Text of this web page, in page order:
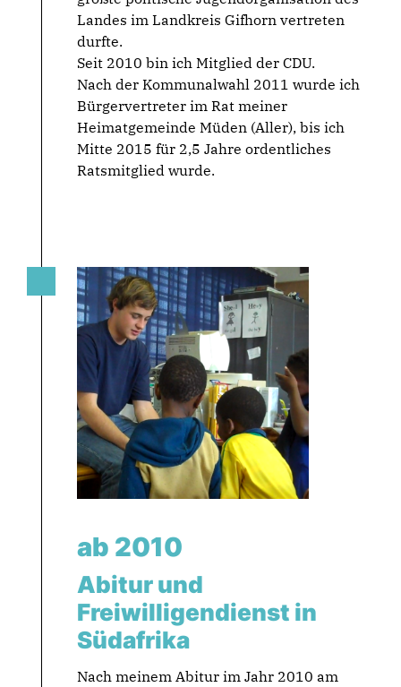
Landes im Landkreis Gifhorn vertreten
durfte.
Seit 2010 bin ich Mitglied der CDU.
Nach der Kommunalwahl 2011 wurde ich
Bürgervertreter im Rat meiner
Heimatgemeinde Müden (Aller), bis ich
Mitte 2015 für 2,5 Jahre ordentliches
Ratsmitglied wurde.
ab 2010
Abitur und
Freiwilligendienst in
Südafrika
Nach meinem Abitur im Jahr 2010 am